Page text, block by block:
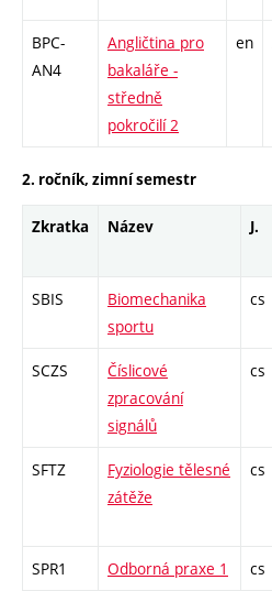
BPC-
AN4
Angličtina pro
bakaláře -
středně
pokročilí 2
en
2. ročník, zimní semestr
Zkratka Název J.
SBIS
Biomechanika
sportu
cs
SCZS
Číslicové
zpracování
signálů
cs
SFTZ
Fyziologie tělesné
zátěže
cs
SPR1 Odborná praxe 1 cs